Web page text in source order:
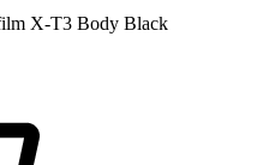
X-T3 Body Black